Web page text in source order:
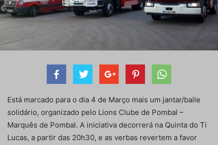
Está marcado para o dia 4 de Março mais um jantar/baile
solidário, organizado pelo Lions Clube de Pombal –
Marquês de Pombal. A iniciativa decorrerá na Quinta do Ti
Lucas, a partir das 20h30, e as verbas revertem a favor